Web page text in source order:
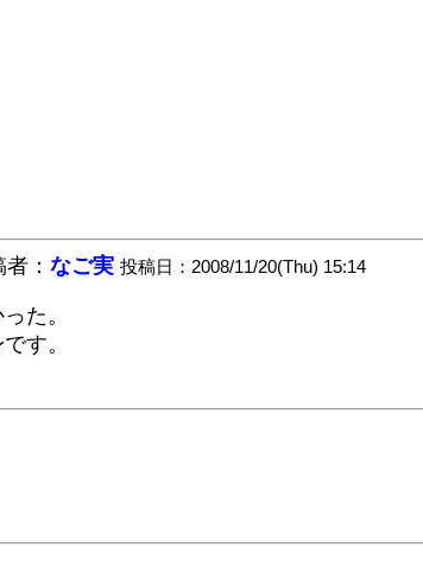
： なご実 投稿日：2008/11/20(Thu) 15:14
た。
す。